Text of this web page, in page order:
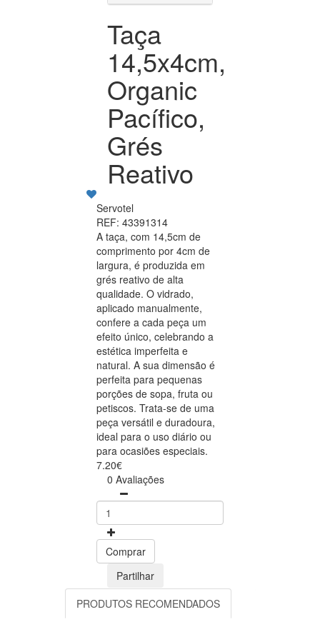
Taça
14,5x4cm,
Organic
Pacífico,
Grés
Reativo
Servotel
REF: 43391314
A taça, com 14,5cm de
comprimento por 4cm de
largura, é produzida em
grés reativo de alta
qualidade. O vidrado,
aplicado manualmente,
confere a cada peça um
efeito único, celebrando a
estética imperfeita e
natural. A sua dimensão é
perfeita para pequenas
porções de sopa, fruta ou
petiscos. Trata-se de uma
peça versátil e duradoura,
ideal para o uso diário ou
para ocasiões especiais.
7.20€
0 Avaliações
Comprar
Partilhar
PRODUTOS RECOMENDADOS